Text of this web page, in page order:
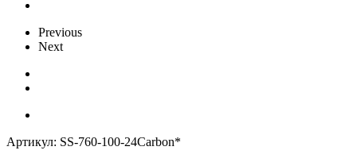
Previous
Next
Артикул: SS-760-100-24Carbon*